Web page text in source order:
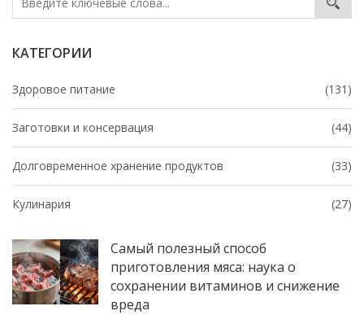
КАТЕГОРИИ
Здоровое питание (131)
Заготовки и консервация (44)
Долговременное хранение продуктов (33)
Кулинария (27)
Самый полезный способ
приготовления мяса: наука о
сохранении витаминов и снижение
вреда